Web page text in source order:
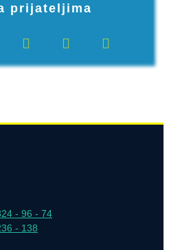
prijateljima
- 96 - 74
- 138